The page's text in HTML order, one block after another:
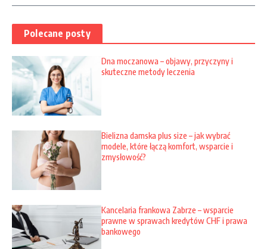
Polecane posty
Dna moczanowa – objawy, przyczyny i
skuteczne metody leczenia
Bielizna damska plus size – jak wybrać
modele, które łączą komfort, wsparcie i
zmysłowość?
Kancelaria frankowa Zabrze – wsparcie
prawne w sprawach kredytów CHF i prawa
bankowego